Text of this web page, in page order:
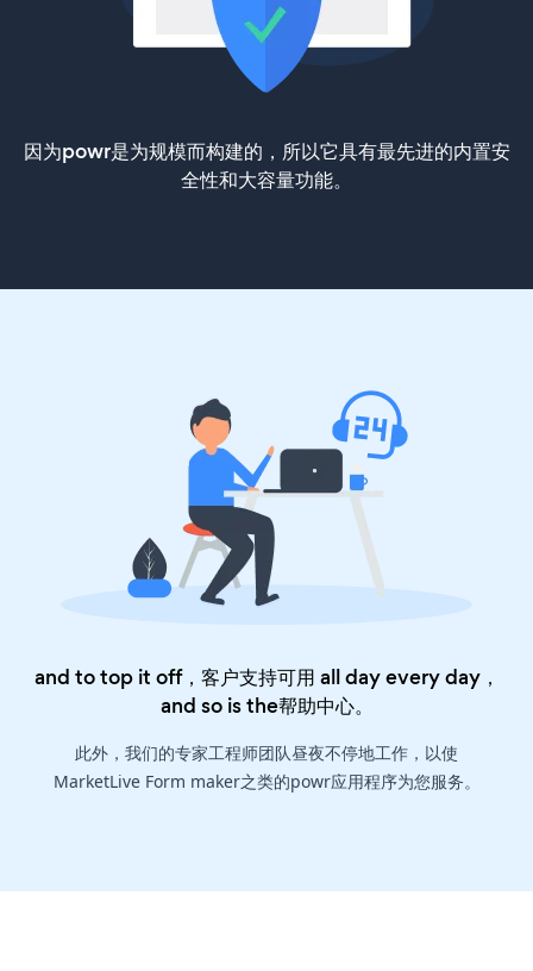
因为powr是为规模而构建的，所以它具有最先进的内置安
全性和大容量功能。
and to top it off，客户支持可用 all day every day，
and so is the帮助中心。
此外，我们的专家工程师团队昼夜不停地工作，以使
MarketLive Form maker之类的powr应用程序为您服务。